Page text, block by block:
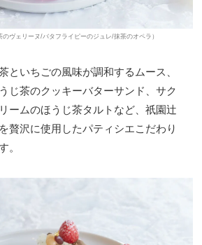
のヴェリーヌ/バタフライピーのジュレ/抹茶のオペラ）
といちごの風味が調和するムース、
じ茶のクッキーバターサンド、サク
ームのほうじ茶タルトなど、祇園辻
贅沢に使用したパティシエこだわり
。